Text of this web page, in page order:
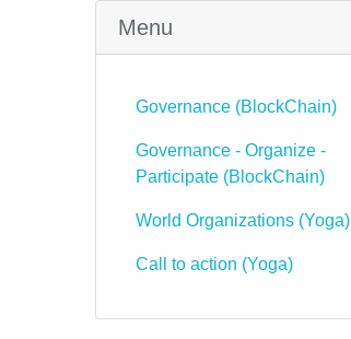
Menu
Governance (BlockChain)
Governance - Organize -
Participate (BlockChain)
World Organizations (Yoga)
Call to action (Yoga)